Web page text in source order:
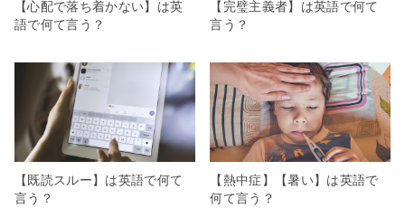
【心配で落ち着かない】は英
語で何て言う？
【完璧主義者】は英語で何て
言う？
【既読スルー】は英語で何て
言う？
【熱中症】【暑い】は英語で
何て言う？